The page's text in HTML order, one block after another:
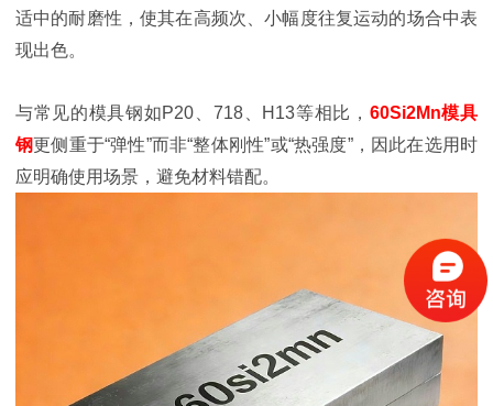
适中的耐磨性，使其在高频次、小幅度往复运动的场合中表
现出色。
与常见的模具钢如P20、718、H13等相比， 60Si2Mn模具
钢更侧重于“弹性”而非“整体刚性”或“热强度”，因此在选用时
应明确使用场景，避免材料错配。